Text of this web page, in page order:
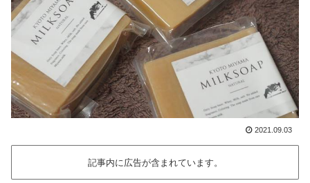
2021.09.03
記事内に広告が含まれています。